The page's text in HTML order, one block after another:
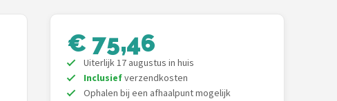
€ 75,46
Uiterlijk 17 augustus in huis
Inclusiefverzendkosten
Ophalen bij een afhaalpunt mogelijk